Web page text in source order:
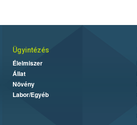
Ügyintézés
Élelmiszer
Állat
Növény
Labor/Egyéb